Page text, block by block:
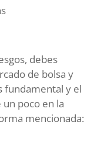
debes
de bolsa y
fundamental y el
poco en la
mencionada: